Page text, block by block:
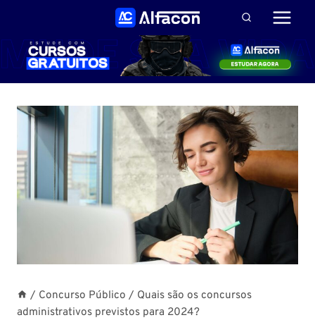
Conteúdo
/ Concurso Público / Quais são os concursos
administrativos previstos para 2024?